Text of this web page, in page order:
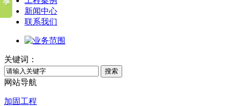
新闻中心
联系我们
关键词：
搜索
网站导航
加固工程